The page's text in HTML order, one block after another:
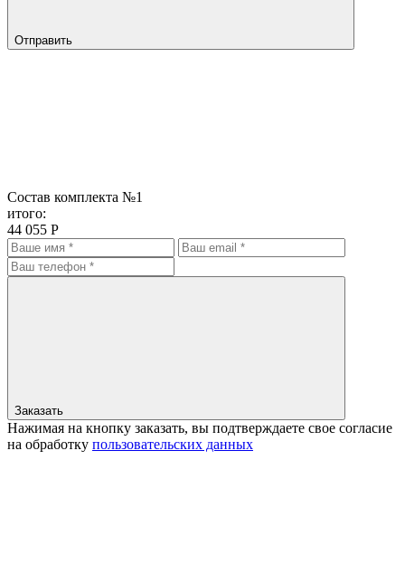
Отправить
Состав комплекта №1
итого:
44 055 Р
Заказать
Нажимая на кнопку заказать, вы подтверждаете свое согласие
на обработку пользовательских данных